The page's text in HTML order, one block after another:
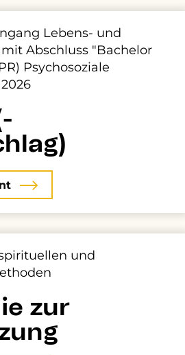
Lebens- und
Abschluss "Bachelor
Psychosoziale
und
zur